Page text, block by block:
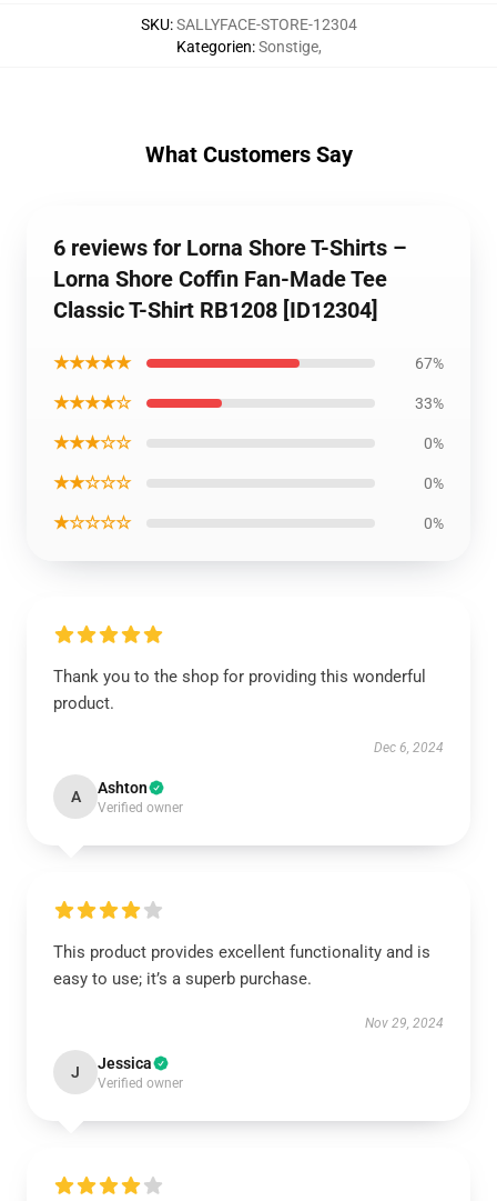
SKU:SALLYFACE-STORE-12304
Kategorien:Sonstige,
What Customers Say
6 reviews for Lorna Shore T-Shirts –
Lorna Shore Coffin Fan-Made Tee
Classic T-Shirt RB1208 [ID12304]
★★★★★ 67%
★★★★☆ 33%
★★★☆☆ 0%
★★☆☆☆ 0%
★☆☆☆☆ 0%
Thank you to the shop for providing this wonderful
product.
Dec 6, 2024
A Ashton
Verified owner
This product provides excellent functionality and is
easy to use; it’s a superb purchase.
Nov 29, 2024
J Jessica
Verified owner